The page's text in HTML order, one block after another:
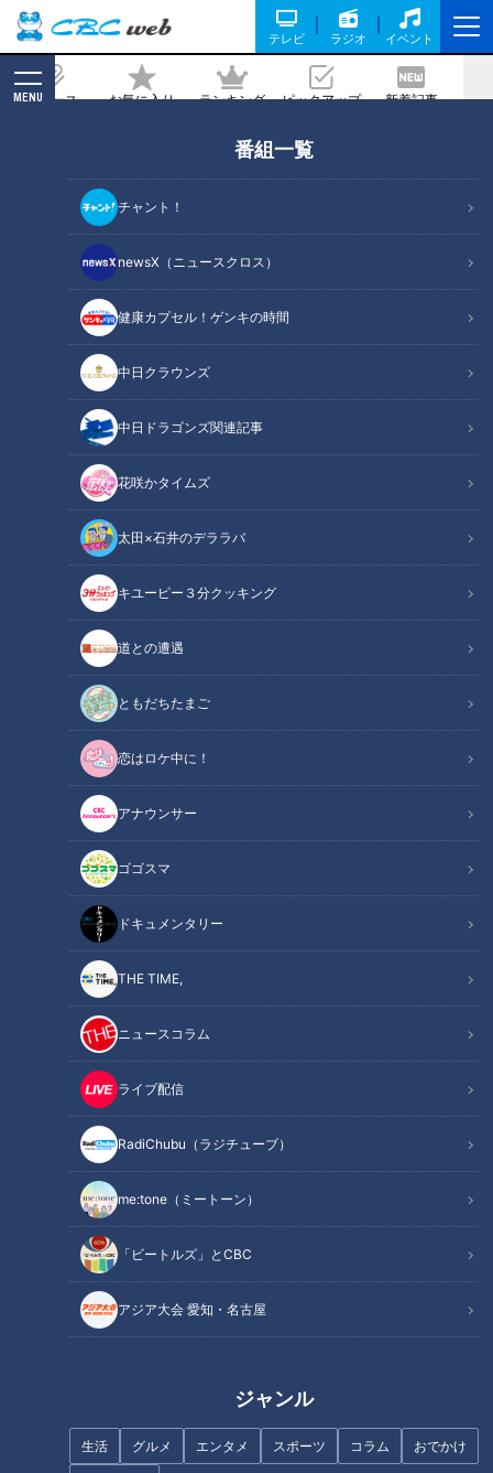
テレビ ラジオ イベント
ニュース お気に入り ランキング ピックアップ 新着記事
MENU
番組一覧
チャント！
newsX（ニュースクロス）
健康カプセル！ゲンキの時間
中日クラウンズ
中日ドラゴンズ関連記事
花咲かタイムズ
太田×石井のデララバ
キユーピー３分クッキング
道との遭遇
ともだちたまご
恋はロケ中に！
アナウンサー
ゴゴスマ
ドキュメンタリー
THE TIME,
ニュースコラム
ライブ配信
RadiChubu（ラジチューブ）
me:tone（ミートーン）
「ビートルズ」とCBC
アジア大会 愛知・名古屋
ジャンル
生活 グルメ エンタメ スポーツ コラム おでかけ
病気”「トゥレット症」と闘うウーバー
配達員
記事に戻る
15秒に１回…無意識に声が出る“悪魔の病気”「トゥレット症」と闘うウ
ーバー配達員
この記事の画像
記事に戻る
この記事を見たあなたへのおすすめ
フランス人は菓子店「シャトレ
ーゼ」の店名に顔を赤らめる？
「◯◯◯付いちゃってる…」
賀久くんの夏休み～難病・道化
師様魚鱗癬と闘う～配信型ドキ
ュメンタリー「ピエロと呼ばれ
50代男性「この子がいたおかげ
ー】